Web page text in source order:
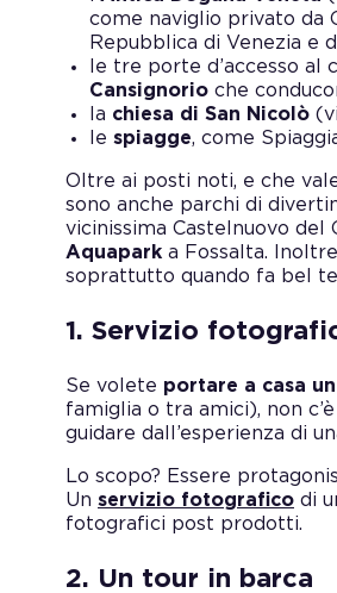
come naviglio privato da
Repubblica di Venezia e
le tre porte d’accesso al
Cansignorio che
la chiesa di San Nicolò
le spiagge, come
Oltre ai posti noti, e che
sono anche parchi di
vicinissima Castelnuovo del
Aquapark a Fossalta.
soprattutto quando fa bel
1. Servizio
Se volete portare a casa
famiglia o tra amici), non
guidare dall’esperienza di
Lo scopo? Essere
Un servizio fotografico di
fotografici post prodotti.
2. Un tour in barca